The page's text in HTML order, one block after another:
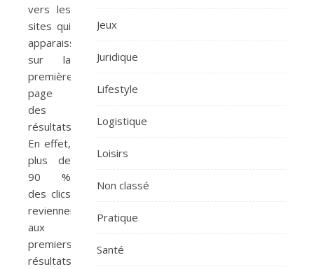
vers les
sites qui
apparaissent
sur la
première
page
des
résultats.
En effet,
plus de
90 %
des clics
reviennent
aux
premiers
résultats
Jeux
Juridique
Lifestyle
Logistique
Loisirs
Non classé
Pratique
Santé